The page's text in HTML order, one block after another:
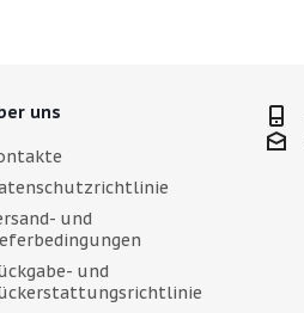
uns
und
und